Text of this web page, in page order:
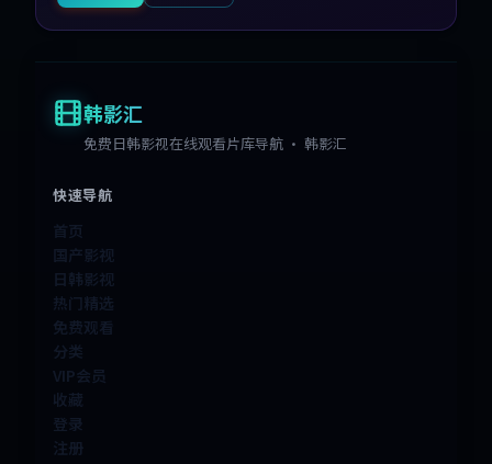
韩影汇
免费日韩影视在线观看片库导航 · 韩影汇
快速导航
首页
国产影视
日韩影视
热门精选
免费观看
分类
VIP会员
收藏
登录
注册